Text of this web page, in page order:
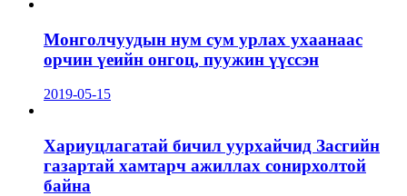
Монголчуудын нум сум урлах ухаанаас
орчин үеийн онгоц, пуужин үүссэн
2019-05-15
Хариуцлагатай бичил уурхайчид Засгийн
газартай хамтарч ажиллах сонирхолтой
байна